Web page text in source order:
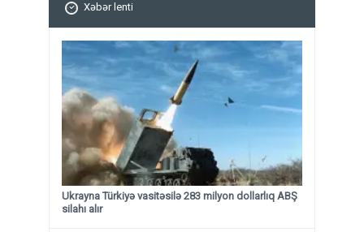
Xəbər lenti
Ukrayna Türkiyə vasitəsilə 283 milyon dollarlıq ABŞ
silahı alır